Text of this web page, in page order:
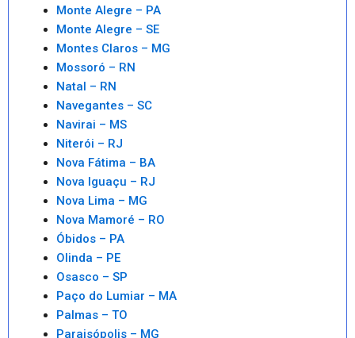
Monte Alegre – PA
Monte Alegre – SE
Montes Claros – MG
Mossoró – RN
Natal – RN
Navegantes – SC
Navirai – MS
Niterói – RJ
Nova Fátima – BA
Nova Iguaçu – RJ
Nova Lima – MG
Nova Mamoré – RO
Óbidos – PA
Olinda – PE
Osasco – SP
Paço do Lumiar – MA
Palmas – TO
Paraisópolis – MG